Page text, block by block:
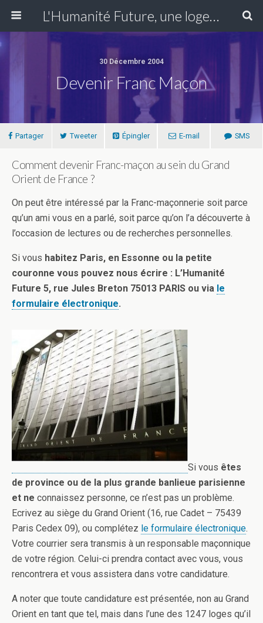
L'Humanité Future, une loge du Grand Orient de France fondée en Essonne en 1907 se réunissant à Paris XIII
30 Décembre 2004
Devenir Franc Maçon
Partager Tweeter Épingler E-mail SMS
Comment devenir Franc-maçon au sein du Grand
Orient de France ?
On peut être intéressé par la Franc-maçonnerie soit parce
qu’un ami vous en a parlé, soit parce qu’on l’a découverte à
l’occasion de lectures ou de recherches personnelles.
Si vous habitez Paris, en Essonne ou la petite
couronne vous pouvez nous écrire : L’Humanité
Future 5, rue Jules Breton 75013 PARIS ou via le
formulaire électronique.
Si vous êtes
de province ou de la plus grande banlieue parisienne
et ne connaissez personne, ce n’est pas un problème.
Ecrivez au siège du Grand Orient (16, rue Cadet – 75439
Paris Cedex 09), ou complétez le formulaire électronique.
Votre courrier sera transmis à un responsable maçonnique
de votre région. Celui-ci prendra contact avec vous, vous
rencontrera et vous assistera dans votre candidature.
A noter que toute candidature est présentée, non au Grand
Orient en tant que tel, mais dans l’une des 1247 loges qu’il